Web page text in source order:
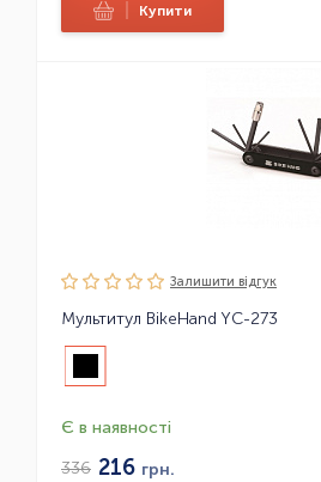
Купити
Залишити вiдгук
Мультитул BikeHand YC-273
Є в наявності
336 216 грн.